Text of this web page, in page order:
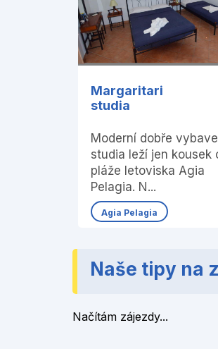
Margaritari
studia
Moderní dobře
studia leží jen kousek
pláže letoviska Agia
Pelagia. N...
Agia Pelagia
Naše tipy na
Načítám zájezdy...